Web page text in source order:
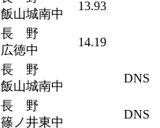
飯山城南中
13.93
長 野
広徳中
14.19
長 野
飯山城南中
DNS
長 野
篠ノ井東中
DNS